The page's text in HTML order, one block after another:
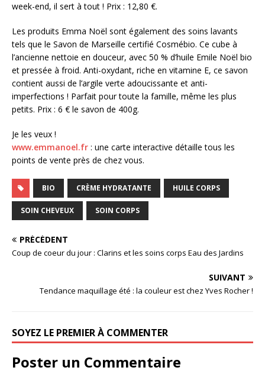
week-end, il sert à tout ! Prix : 12,80 €.
Les produits Emma Noël sont également des soins lavants
tels que le Savon de Marseille certifié Cosmébio. Ce cube à
l’ancienne nettoie en douceur, avec 50 % d’huile Emile Noël bio
et pressée à froid. Anti-oxydant, riche en vitamine E, ce savon
contient aussi de l’argile verte adoucissante et anti-
imperfections ! Parfait pour toute la famille, même les plus
petits. Prix : 6 € le savon de 400g.
Je les veux !
www.emmanoel.fr : une carte interactive détaille tous les
points de vente près de chez vous.
BIO CRÈME HYDRATANTE HUILE CORPS
SOIN CHEVEUX SOIN CORPS
PRÉCÉDENT
Coup de coeur du jour : Clarins et les soins corps Eau des Jardins
SUIVANT
Tendance maquillage été : la couleur est chez Yves Rocher !
SOYEZ LE PREMIER À COMMENTER
Poster un Commentaire